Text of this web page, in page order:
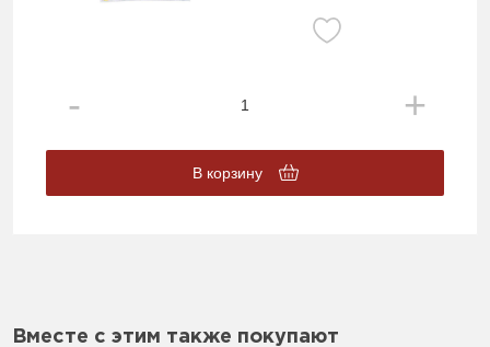
В корзину
Вместе с этим также покупают